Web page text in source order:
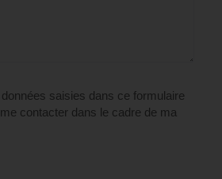
saisies dans ce formulaire
contacter dans le cadre de ma